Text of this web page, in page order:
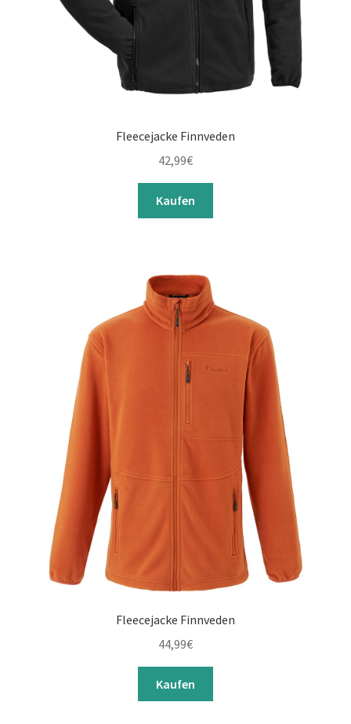
Fleecejacke Finnveden
42,99€
Kaufen
Fleecejacke Finnveden
44,99€
Kaufen